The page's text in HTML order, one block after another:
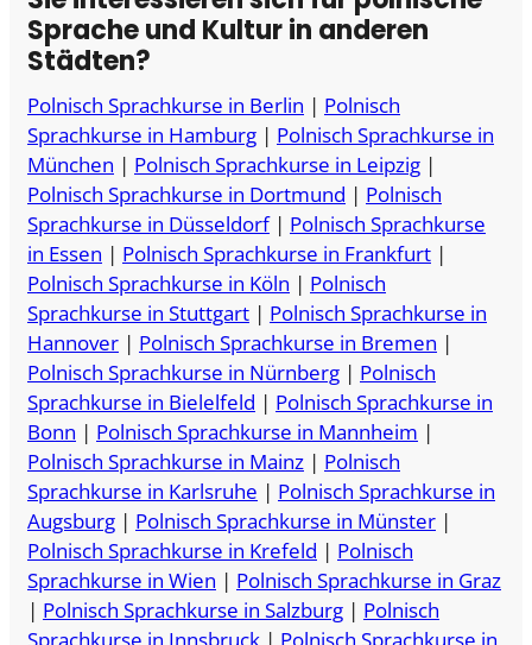
Sprache und Kultur in anderen
Städten?
Polnisch Sprachkurse in Berlin | Polnisch
Sprachkurse in Hamburg | Polnisch Sprachkurse in
München | Polnisch Sprachkurse in Leipzig |
Polnisch Sprachkurse in Dortmund | Polnisch
Sprachkurse in Düsseldorf| Polnisch Sprachkurse
in Essen | Polnisch Sprachkurse in Frankfurt |
Polnisch Sprachkurse in Köln | Polnisch
Sprachkurse in Stuttgart | Polnisch Sprachkurse in
Hannover | Polnisch Sprachkurse in Bremen |
Polnisch Sprachkurse in Nürnberg | Polnisch
Sprachkurse in Bielelfeld | Polnisch Sprachkurse in
Bonn | Polnisch Sprachkurse in Mannheim |
Polnisch Sprachkurse in Mainz | Polnisch
Sprachkurse in Karlsruhe | Polnisch Sprachkurse in
Augsburg | Polnisch Sprachkurse in Münster |
Polnisch Sprachkurse in Krefeld | Polnisch
Sprachkurse in Wien | Polnisch Sprachkurse in Graz
| Polnisch Sprachkurse in Salzburg | Polnisch